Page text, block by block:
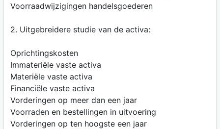
Voorraadwijzigingen handelsgoederen
2. Uitgebreidere studie van de activa:
Oprichtingskosten
Immateriële vaste activa
Materiële vaste activa
Financiële vaste activa
Vorderingen op meer dan een jaar
Voorraden en bestellingen in uitvoering
Vorderingen op ten hoogste een jaar